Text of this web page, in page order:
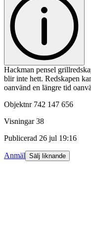
Hackman pensel
blir inte hett. Redskapen
oanvänd en längre tid
Objektnr 742 147 656
Visningar 38
Publicerad 26 jul 19:16
Anmäl Sälj liknande